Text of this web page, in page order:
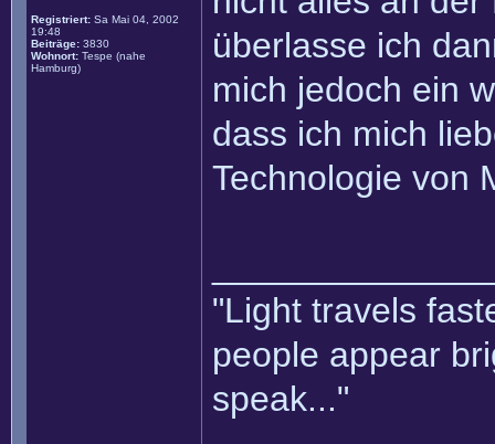
Registriert: Sa Mai 04, 2002
19:48
Beiträge: 3830
Wohnort: Tespe (nahe
Hamburg)
überlasse ich
mich jedoch ein
dass ich mich
Technologie von
"Light travels
people appear
speak..."